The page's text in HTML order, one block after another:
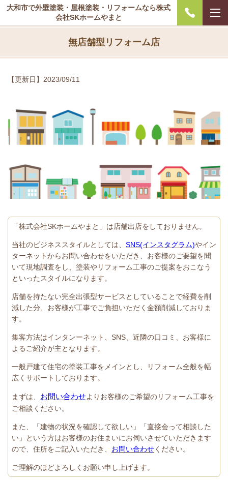
大和市で外壁塗装・屋根塗装・リフォームなら株式
会社SKホームやまと
無店舗型リフォーム店
【更新日】2023/09/11
「株式会社SKホームやまと」は店舗出店をしておりません。
当社のビジネススタイルとしては、 SNS(インスタグラム)やイン
ターネットからお問い合わせをいただき、お客様のご要望を聞
いて現地調査をし、塗装やリフォーム工事のご提案をおこなう
といったスタイルになります。
店舗を持たない完全出張型サービスとしていることで経費を削
減した分、お客様が工事でご負担いただく金額削減しておりま
す。
集客方法はインタンーネット、SNS、近隣の口コミ、お客様に
よるご紹介が主となります。
一般戸建て住宅の塗装工事をメインとし、リフォーム全般を幅
広くサポートしております。
まずは、 お問い合わせよりお客様のご希望のリフォーム工事を
ご相談ください。
また、「建物の状況を確認して欲しい」「直接会って相談した
い」という方はお客様のお住まいにお伺いさせていただきます
ので、住所をご記入いただき、 お問い合わせください。
ご理解のほどよろしくお願い申し上げます。